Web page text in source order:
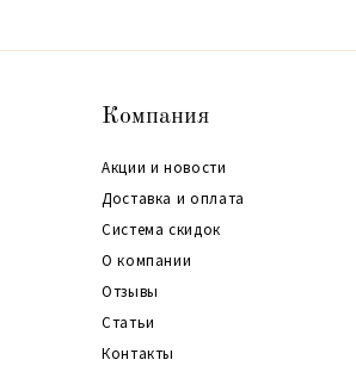
Компания
Акции и новости
Доставка и оплата
Система скидок
О компании
Отзывы
Статьи
Контакты